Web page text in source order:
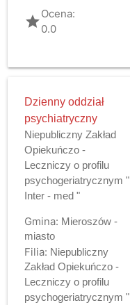
gradeOcena:
0.0
Dzienny oddział
psychiatryczny
Niepubliczny Zakład
Opiekuńczo -
Leczniczy o profilu
psychogeriatrycznym "
Inter - med "
Gmina: Mieroszów -
miasto
Filia: Niepubliczny
Zakład Opiekuńczo -
Leczniczy o profilu
psychogeriatrycznym "